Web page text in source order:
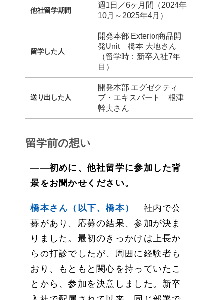
他社留学期間
週1日／6ヶ月間（2024年
10月～2025年4月）
留学した人
開発本部 Exterior商品開
発Unit 橋本 大地さん
（留学時：新卒入社7年
目）
送り出した人
開発本部 エグゼクティ
ブ・エキスパート 根津
幹夫さん
留学前の想い
——初めに、他社留学に参加した背
景をお聞かせください。
橋本さん（以下、橋本）
社内で公
募があり、応募の結果、参加が決ま
りました。最初のきっかけは上長か
らの打診でしたが、周囲に経験者も
おり、もともと関心を持っていたこ
とから、参加を決意しました。新卒